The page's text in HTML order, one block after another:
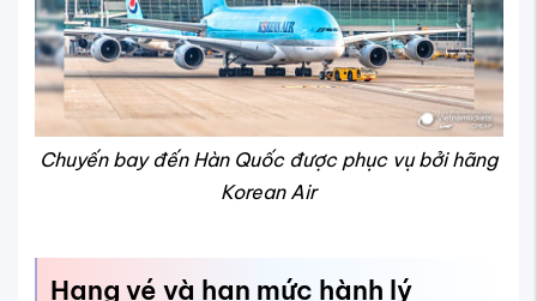
Chuyến bay đến Hàn Quốc được phục vụ bởi hãng
Korean Air
Hạng vé và hạn mức hành lý